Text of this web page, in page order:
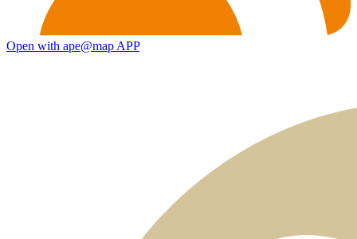
Open with ape@map APP